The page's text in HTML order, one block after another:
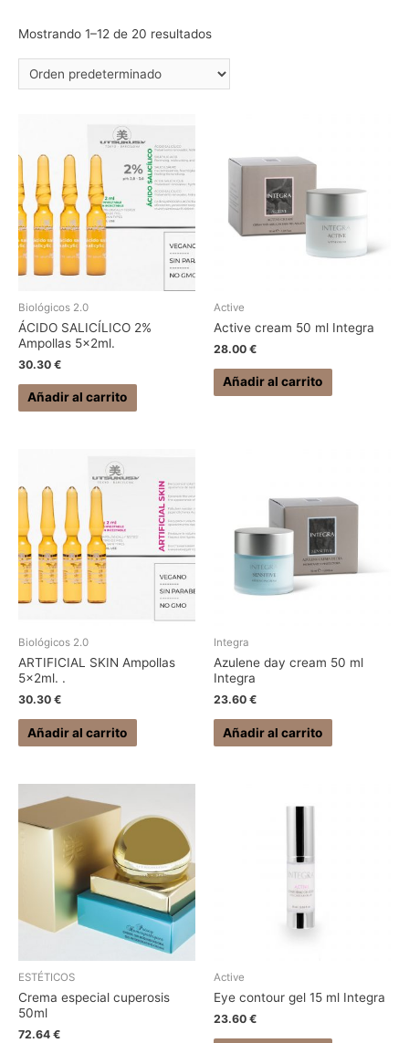
Mostrando 1–12 de 20 resultados
Biológicos 2.0
ÁCIDO SALICÍLICO 2%
Ampollas 5x2ml.
30.30 €
Añadir al carrito
Active
Active cream 50 ml Integra
28.00 €
Añadir al carrito
Biológicos 2.0
ARTIFICIAL SKIN Ampollas
5x2ml. .
30.30 €
Añadir al carrito
Integra
Azulene day cream 50 ml
Integra
23.60 €
Añadir al carrito
ESTÉTICOS
Crema especial cuperosis
50ml
72.64 €
Active
Eye contour gel 15 ml Integra
23.60 €